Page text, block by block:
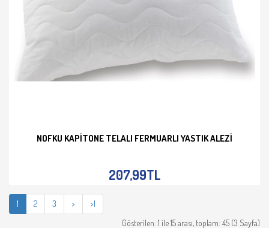
NOFKU KAPITONE TELALI FERMUARLI YASTIK ALEZI
207,99TL
1 2 3 >
>|
Gösterilen: 1 ile 15 arası, toplam: 45 (3 Sayfa)